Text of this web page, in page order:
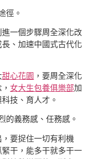
徑。
一個步驟周全深化改
、加速中國式古代化
甜心花園 ，要周全深化
女大生包養俱樂部加
技、育人才。
的義務感、任務感。
要捉住一切有利機
干，能多干就多干一